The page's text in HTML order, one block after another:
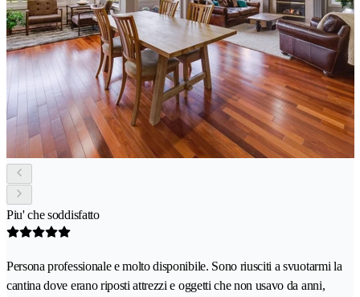
Piu' che soddisfatto
Persona professionale e molto disponibile. Sono riusciti a svuotarmi la
cantina dove erano riposti attrezzi e oggetti che non usavo da anni,